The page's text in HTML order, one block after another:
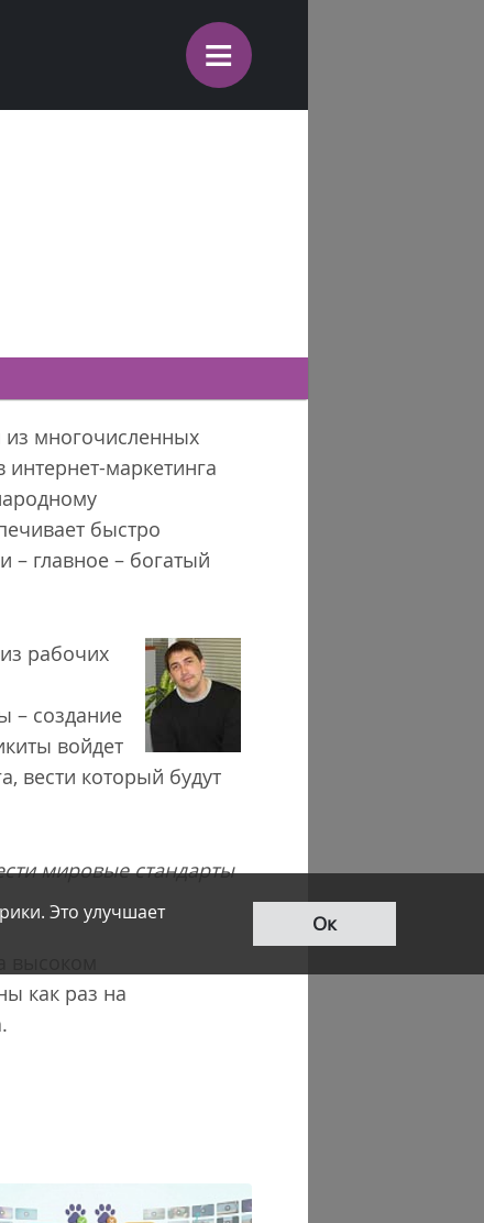
≡
из многочисленных
маркетинга
быстро
– главное – богатый
рабочих
– создание
войдет
вести который будут
мировые стандарты
как раз на
Это улучшает
Ок